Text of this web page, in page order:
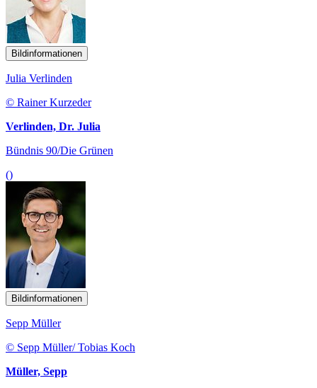
Bildinformationen
Julia Verlinden
© Rainer Kurzeder
Verlinden, Dr. Julia
Bündnis 90/Die Grünen
()
Bildinformationen
Sepp Müller
© Sepp Müller/ Tobias Koch
Müller, Sepp